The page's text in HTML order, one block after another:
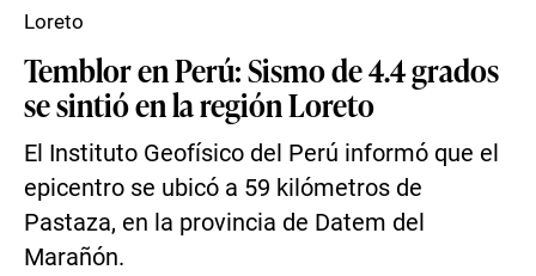
Temblor en Perú: Sismo de 4.4 grados
se sintió en la región Loreto
El Instituto Geofísico del Perú informó que el
epicentro se ubicó a 59 kilómetros de
Pastaza, en la provincia de Datem del
Marañón.
Loreto